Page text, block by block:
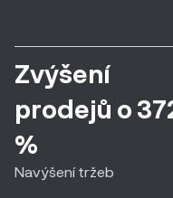
Zvýšení
prodejů o
%
Navýšení tržeb